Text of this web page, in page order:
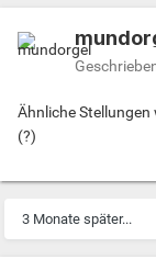
Ähnliche
(?)
3 Monate später...